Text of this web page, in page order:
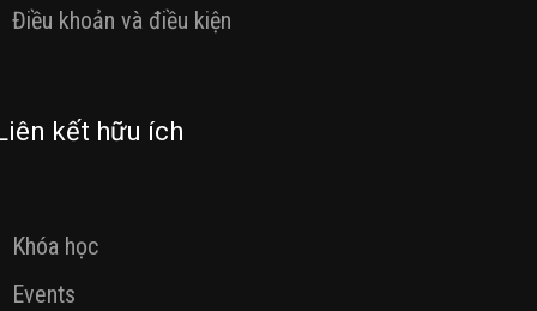
Điều khoản và điều kiện
kết hữu ích
Khóa học
Events